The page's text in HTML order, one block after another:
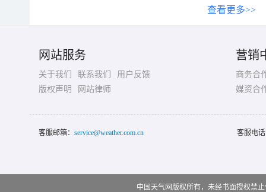
查看更多>>
网站服务
关于我们 联系我们
用户反馈
版权声明
网站律师
营销
商务合
媒资合
客服邮箱： service@weather.com.cn 客服电
中国天气网版权所有，未经书面授权